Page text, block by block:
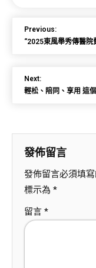
Previous:
“2025東風舉秀傳醫
Next:
輕松、陪同、享用 這
發佈留言
發佈留言必須填
標示為 *
留言 *